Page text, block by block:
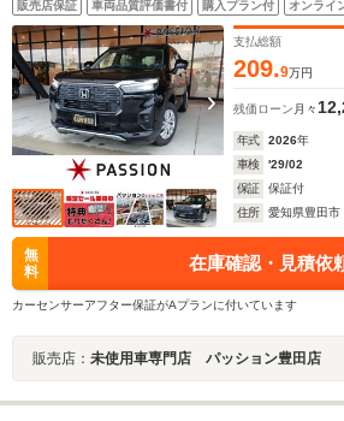
ン パワーウインドウ バックカメラ
能 電格ミラー
販売店保証 車両品質評価書付 購入プラン付 オンライ
支払総額
209.9万円
残価ローン 月々
年式 2026年
車検
'29/02
保証
保証付
住所
愛知県豊田市
無
料
在庫確認・見積依
カーセンサーアフター保証がAプランに付いています
販売店： 未使用車専門店 パッション豊田店